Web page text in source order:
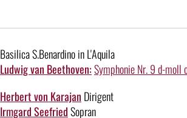
Basilica S.Benardino in L'Aquila
Ludwig van Beethoven:Symphonie Nr. 9 d-moll
Herbert von Karajan Dirigent
Irmgard SeefriedSopran